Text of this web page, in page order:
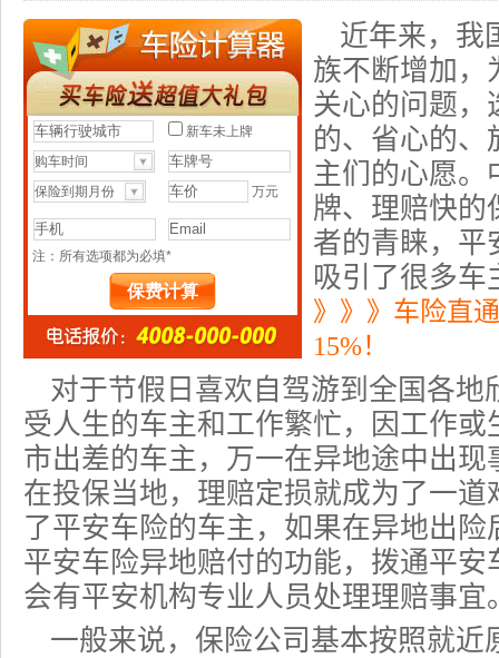
近年来，我
族不断增加，
关心的问题，
的、省心的、
主们的心愿。
牌、理赔快的
者的青睐，平
吸引了很多车
》》》车险直
15%！
对于节假日喜欢自驾游到全国各地
受人生的车主和工作繁忙，因工作
市出差的车主，万一在异地途中出
在投保当地，理赔定损就成为了一
了平安车险的车主，如果在异地出
平安车险异地赔付的功能，拨通平安
会有平安机构专业人员处理理赔事宜
一般来说，保险公司基本按照就近